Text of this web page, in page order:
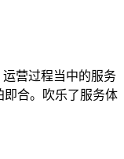
营过程当中的服务
即合。吹乐了服务体